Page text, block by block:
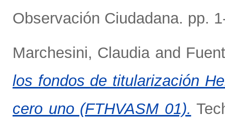
Observación Ciudadana. pp.
Marchesini, Claudiaand
los fondos de titularización
cero uno (FTHVASM 01).